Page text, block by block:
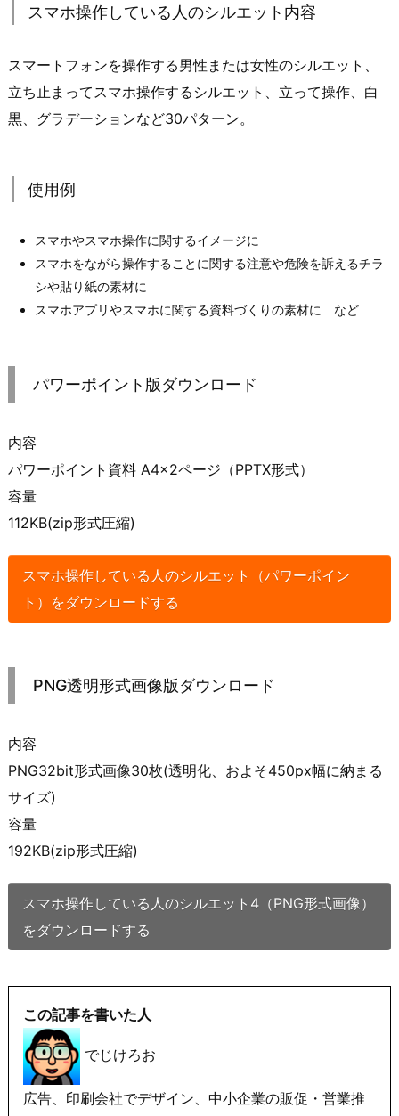
スマホ操作している人のシルエット内容
スマートフォンを操作する男性または女性のシルエット、
立ち止まってスマホ操作するシルエット、立って操作、白
黒、グラデーションなど30パターン。
使用例
スマホやスマホ操作に関するイメージに
スマホをながら操作することに関する注意や危険を訴えるチラ
シや貼り紙の素材に
スマホアプリやスマホに関する資料づくりの素材に など
パワーポイント版ダウンロード
内容
パワーポイント資料 A4×2ページ（PPTX形式）
容量
112KB(zip形式圧縮)
スマホ操作している人のシルエット（パワーポイン
ト）をダウンロードする
PNG透明形式画像版ダウンロード
内容
PNG32bit形式画像30枚(透明化、およそ450px幅に納まる
サイズ)
容量
192KB(zip形式圧縮)
スマホ操作している人のシルエット4（PNG形式画像）
をダウンロードする
この記事を書いた人
でじけろお
広告、印刷会社でデザイン、中小企業の販促・営業推